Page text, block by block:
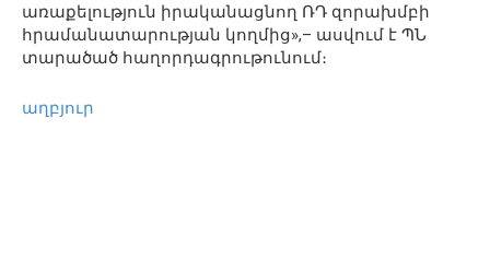
առաքելություն իրականացնող ՌԴ զորախմբի
հրամանատարության կողմից»,– ասվում է ՊՆ
տարածած հաղորդագրութունում։
աղբյուր